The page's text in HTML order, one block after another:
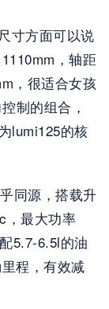
寸方面可以说
，轴距
，很适合女孩
制的组合，
lumi125的核
同源，搭载升
，最大功率
5.7-6.5l的油
程，有效减